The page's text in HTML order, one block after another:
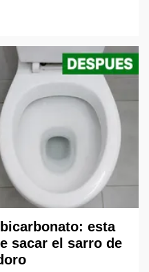
esta
sacar el sarro de